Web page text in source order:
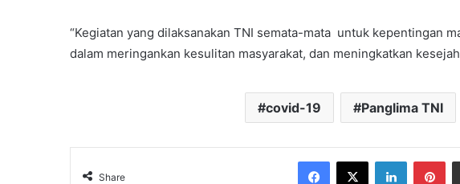
“Kegiatan yang dilaksanakan TNI semata-mata untuk kepentingan
dalam meringankan kesulitan masyarakat, dan meningkatkan
covid-19 Panglima TNI
Share
Facebook
X LinkedIn